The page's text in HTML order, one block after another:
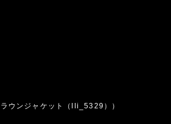
ウンジャケット（lli_5329））